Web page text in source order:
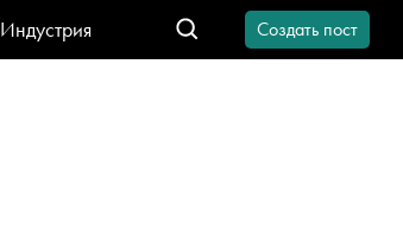
Индустрия
Создать пост